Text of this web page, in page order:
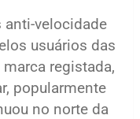
anti-velocidade
usuários das
registada,
popularmente
no norte da